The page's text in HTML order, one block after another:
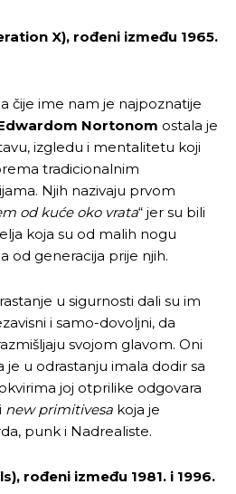
X), rođeni između 1965.
čije ime nam je najpoznatije
Nortonom ostala je
izgledu i mentalitetu koji
tradicionalnim
Njih nazivaju prvom
od kuće oko vrata“ jer su bili
koja su od malih nogu
od generacija prije njih.
u sigurnosti dali su im
i samo-dovoljni, da
svojom glavom. Oni
je u odrastanju imala dodir sa
joj otprilike odgovara
i new primitivesa koja je
punk i Nadrealiste.
rođeni između 1981. i 1996.